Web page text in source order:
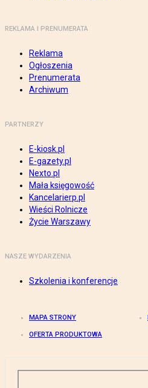
REKLAMA I PRENUMERATA
Reklama
Ogłoszenia
Prenumerata
Archiwum
PARTNERZY
E-kiosk.pl
E-gazety.pl
Nexto.pl
Mała księgowość
Kancelarierp.pl
Wieści Rolnicze
Życie Warszawy
NASZE WYDARZENIA
Szkolenia i konferencje
MAPA STRONY
OFERTA PRODUKTOWA